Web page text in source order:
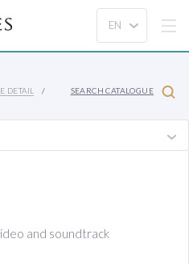
DETAIL SEARCH CATALOGUE
and soundtrack